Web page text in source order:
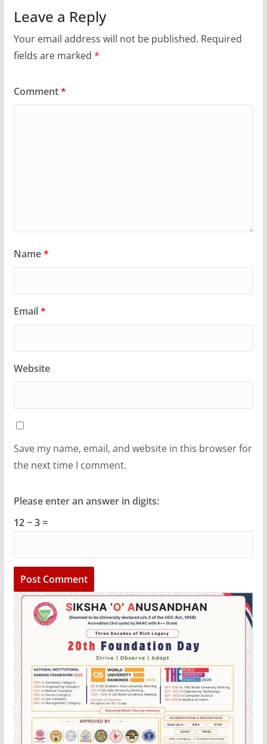
Leave a Reply
Your email address will not be published. Required
fields are marked *
Comment*
Name*
Email*
Website
Save my name, email, and website in this browser for
the next time I comment.
Please enter an answer in digits:
12 − 3 =